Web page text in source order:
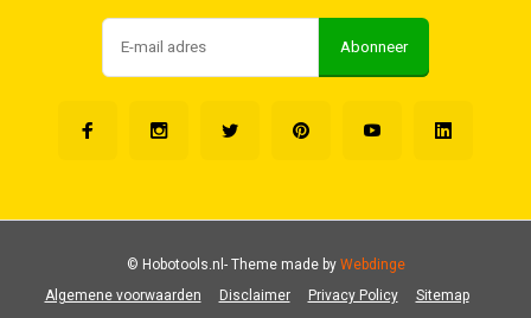
Abonneer
Algemene voorwaarden Disclaimer Privacy Policy Sitemap
© Hobotools.nl- Theme made byWebdinge